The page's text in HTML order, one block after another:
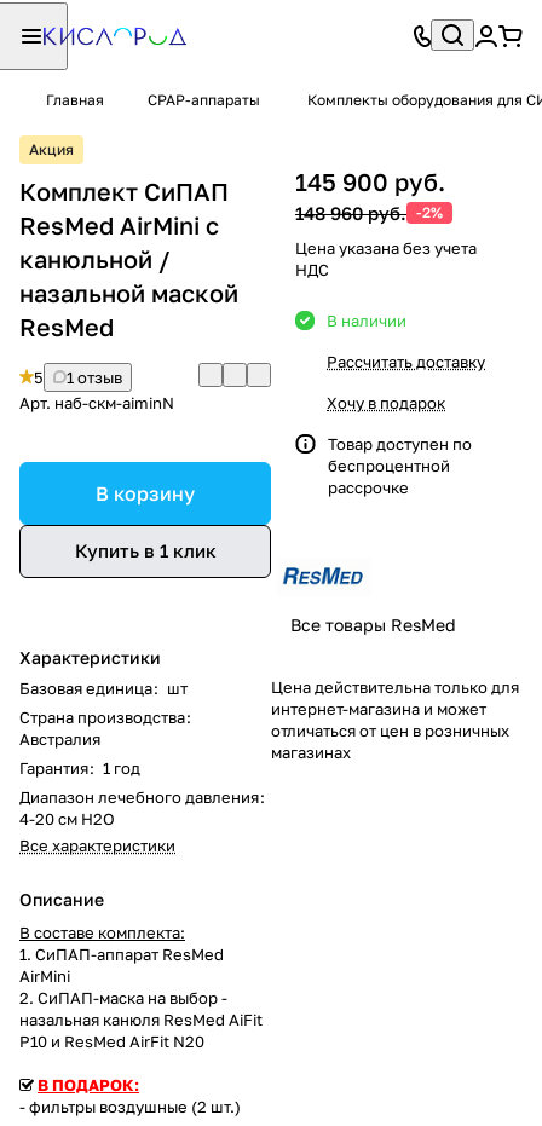
Главная CPAP-аппараты Комплекты оборудования для
Акция
Комплект СиПАП
ResMed AirMini с
канюльной /
назальной маской
ResMed
5
1 отзыв
Арт. наб-скм-aiminN
В корзину
Купить в 1 клик
Характеристики
Базовая единица: шт
Страна производства:
Австралия
Гарантия: 1 год
Диапазон лечебного давления:
4-20 см Н2О
Все характеристики
Описание
В составе комплекта:
1. СиПАП-аппарат ResMed
AirMini
2. СиПАП-маска на выбор -
назальная канюля ResMed AiFit
P10 и ResMed AirFit N20
В ПОДАРОК:
- фильтры воздушные (2 шт.)
145 900 руб.
148 960 руб. -2%
Цена указана без учета
НДС
В наличии
Рассчитать доставку
Хочу в подарок
Товар доступен по
беспроцентной
рассрочке
Все товары ResMed
Цена действительна только для
интернет-магазина и может
отличаться от цен в розничных
магазинах